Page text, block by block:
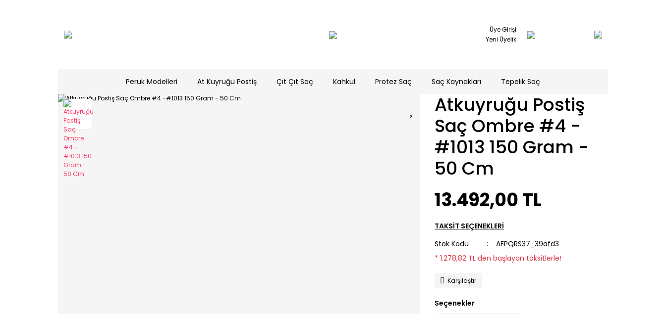
Üye Girişi
Yeni Üyelik
Peruk Modelleri At Kuyruğu Postiş Çıt Çıt Saç Kahkül Protez Saç Saç Kaynakları Tepelik Saç
Atkuyruğu Postiş
Saç Ombre #4 -
#1013 150 Gram -
50 Cm
13.492,00 TL
TAKSİT SEÇENEKLERİ
Stok Kodu
AFPQRS37_39afd3
* 1.278,82 TL den başlayan taksitlerle!
Karşılaştır
Seçenekler